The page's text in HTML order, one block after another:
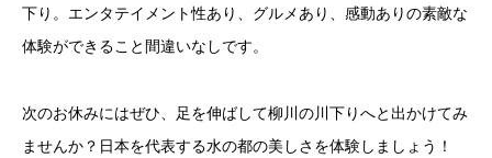
下り。エンタテイメント性あり、グルメあり、感動ありの素敵な
体験ができること間違いなしです。
次のお休みにはぜひ、足を伸ばして柳川の川下りへと出かけてみ
ませんか？日本を代表する水の都の美しさを体験しましょう！